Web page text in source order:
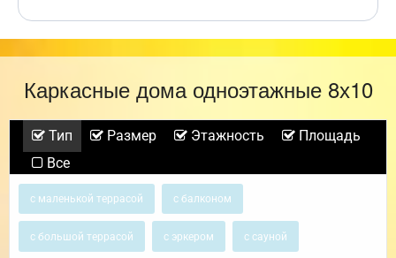
Каркасные дома одноэтажные 8х10
Тип Размер Этажность
Площадь
Все
с маленькой террасой с балконом
с большой террасой с эркером с сауной